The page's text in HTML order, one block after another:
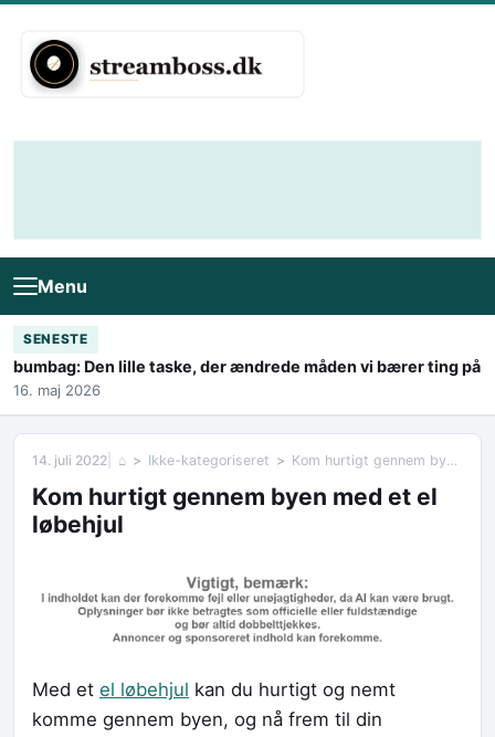
Menu
SENESTE
bumbag: Den lille taske, der ændrede måden vi bærer ting på
16. maj 2026
14. juli 2022 ⌂ Ikke-kategoriseret Kom hurtigt gennem byen med et el løbehjul
Kom hurtigt gennem byen med et el
løbehjul
Med et el løbehjul kan du hurtigt og nemt
komme gennem byen, og nå frem til din